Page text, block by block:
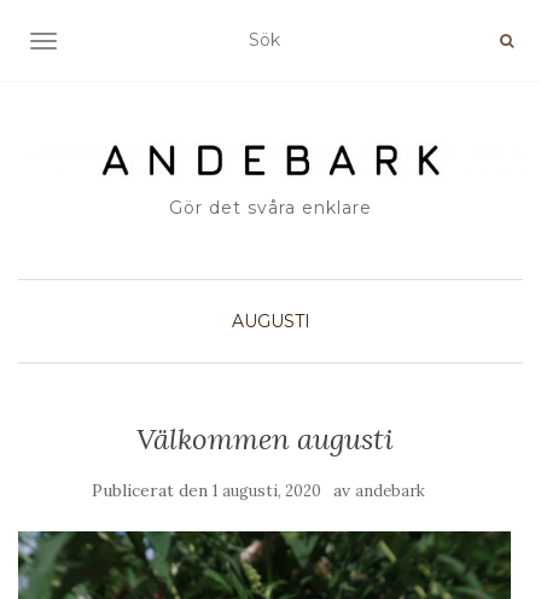
SLÅ PÅ/AV NAVIGERING
Gör det svåra enklare
AUGUSTI
Välkommen augusti
Publicerat den 1 augusti, 2020 av andebark